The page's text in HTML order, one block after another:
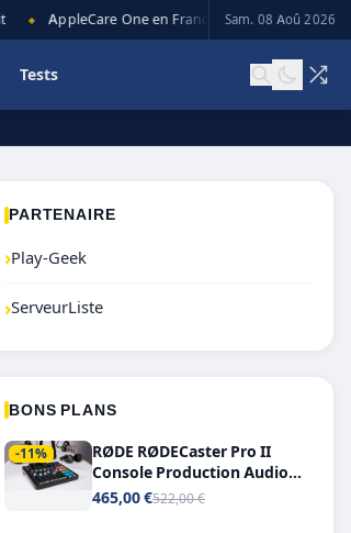
AppleCare One en France : prix, couverture et
Sam. 08 Aoû 2026
Tests
PARTENAIRE
›Play-Geek
›ServeurListe
BONS PLANS
-11%
RØDE RØDECaster Pro II
Console Production Audio
Tout-en-Un, Bluetooth et
465,00 €522,00 €